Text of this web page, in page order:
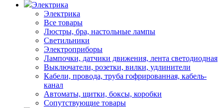
Электрика
Электрика
Все товары
Люстры, бра, настольные лампы
Светильники
Электроприборы
Лампочки, датчики движения, лента светодиодная
Выключатели, розетки, вилки, удлинители
Кабели, провода, труба гофрированная, кабель-
канал
Автоматы, щитки, боксы, коробки
Сопутствующие товары